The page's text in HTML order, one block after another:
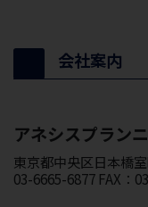
会社案内
アネシスプラン
東京都中央区日本橋
03-6665-6877 FAX：